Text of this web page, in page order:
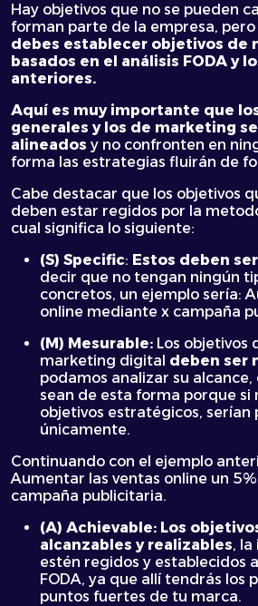
Hay objetivos que no se pueden
forman parte de la empresa,
debes establecer objetivos de
basados en el análisis FODA y
anteriores.
Aquí es muy importante que
generales y los de marketing
alineados y no confronten en
forma las estrategias fluirán de
Cabe destacar que los objetivos
deben estar regidos por la
cual significa lo siguiente:
(S) Specific: Estos deben
decir que no tengan ningún
concretos, un ejemplo sería:
online mediante x campaña
(M) Mesurable: Los objetivos
marketing digital deben ser
podamos analizar su
sean de esta forma porque si
objetivos estratégicos, serían
únicamente.
Continuando con el ejemplo
Aumentar las ventas online un
campaña publicitaria.
(A) Achievable: Los
alcanzables y realizables, la
estén regidos y establecidos
FODA, ya que allí tendrás los
puntos fuertes de tu marca.